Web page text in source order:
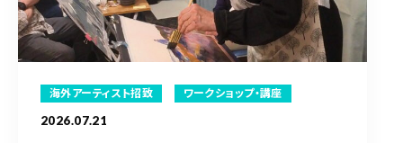
海外アーティスト招致 ワークショップ・講座
2026.07.21